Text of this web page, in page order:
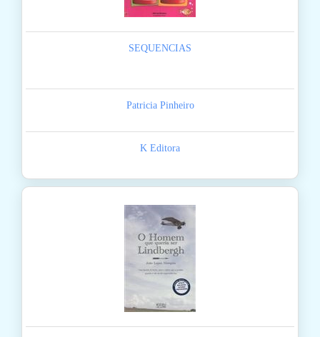
SEQUENCIAS
Patricia Pinheiro
K Editora